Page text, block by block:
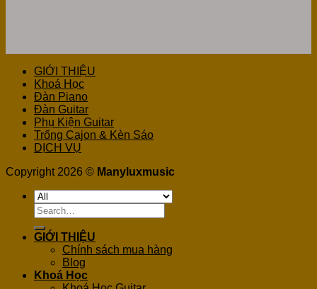
GIỚI THIỆU
Khoá Học
Đàn Piano
Đàn Guitar
Phụ Kiện Guitar
Trống Cajon & Kèn Sáo
DỊCH VỤ
Copyright 2026 © Manyluxmusic
Search
for:
GIỚI THIỆU
Chính sách mua hàng
Blog
Khoá Học